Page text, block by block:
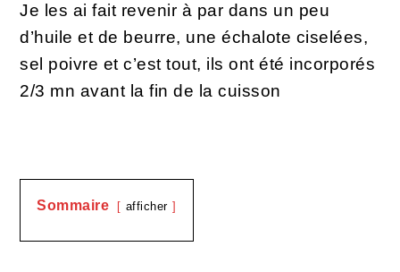
Je les ai fait revenir à par dans un peu
d’huile et de beurre, une échalote ciselées,
sel poivre et c’est tout, ils ont été incorporés
2/3 mn avant la fin de la cuisson
Sommaire afficher